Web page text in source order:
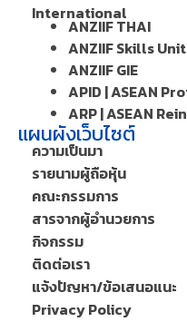
International
ANZIIF THAI
ANZIIF Skills
ANZIIF GIE
APID | ASEAN
ARP | ASEAN
แผนผังเว็บไซต์
ความเป็นมา
รายนามผู้ถือหุ้น
คณะกรรมการ
สารจากผู้อำนวยการ
กิจกรรม
ติดต่อเรา
แจ้งปัญหา/ข้อเสนอแนะ
Privacy Policy